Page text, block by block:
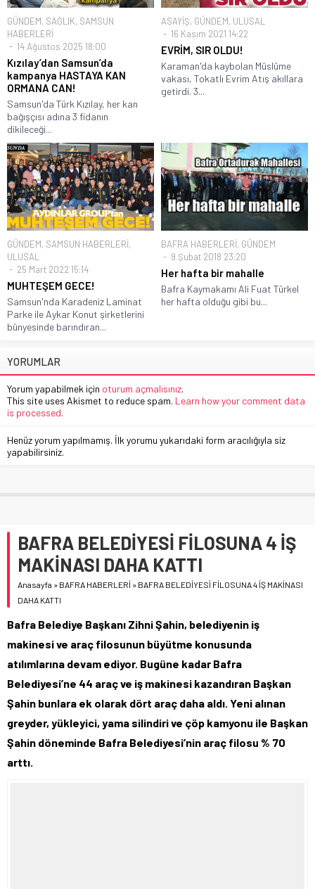
GÜNDEM, SAĞLIK, SAMSUN
HABERLERİ
14 Ağustos 2025 18:00
Kızılay’dan Samsun’da
kampanya HASTAYA KAN
ORMANA CAN!
Samsun'da Türk Kızılay, her kan
bağışçısı adına 3 fidanın
dikileceği...
ASAYİŞ, GÜNDEM, ULUSAL
16 Kasım 2021 14:22
EVRİM, SIR OLDU!
Karaman'da kaybolan Müslüme
vakası, Tokatlı Evrim Atış akıllara
getirdi. 3...
GÜNDEM, SAMSUN HABERLERİ,
ULUSAL
25 Mart 2022 15:14
MUHTEŞEM GECE!
Samsun'nda Karadeniz Laminat
Parke ile Aykar Konut şirketlerini
bünyesinde barındıran...
BAFRA HABERLERİ, GÜNDEM
9 Şubat 2018 23:20
Her hafta bir mahalle
Bafra Kaymakamı Ali Fuat Türkel
her hafta olduğu gibi bu...
YORUMLAR
Yorum yapabilmek için oturum açmalısınız.
This site uses Akismet to reduce spam. Learn how your comment data
is processed.
Henüz yorum yapılmamış. İlk yorumu yukarıdaki form aracılığıyla siz
yapabilirsiniz.
BAFRA BELEDİYESİ FİLOSUNA 4 İŞ
MAKİNASI DAHA KATTI
Anasayfa » BAFRA HABERLERİ » BAFRA BELEDİYESİ FİLOSUNA 4 İŞ MAKİNASI
DAHA KATTI
Bafra Belediye Başkanı Zihni Şahin, belediyenin iş
makinesi ve araç filosunun büyütme konusunda
atılımlarına devam ediyor. Bugüne kadar Bafra
Belediyesi’ne 44 araç ve iş makinesi kazandıran Başkan
Şahin bunlara ek olarak dört araç daha aldı. Yeni alınan
greyder, yükleyici, yama silindiri ve çöp kamyonu ile Başkan
Şahin döneminde Bafra Belediyesi’nin araç filosu % 70
arttı.